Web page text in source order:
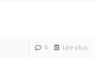
0 Lire plus